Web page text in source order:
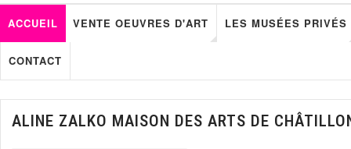
ACCUEIL VENTE OEUVRES D'ART LES MUSÉES PRIVÉS
CONTACT
ALINE ZALKO MAISON DES ARTS DE